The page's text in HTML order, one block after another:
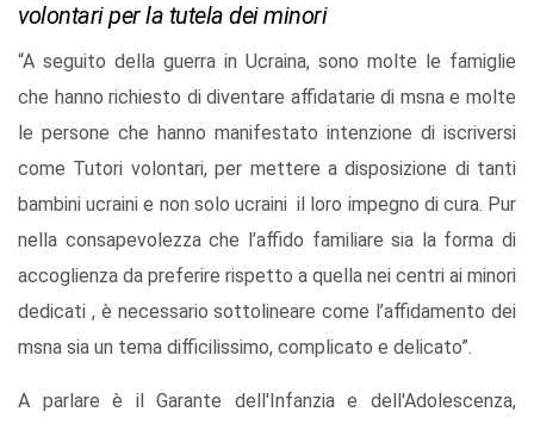
volontari per la tutela dei minori
“A seguito della guerra in Ucraina, sono molte le famiglie
che hanno richiesto di diventare affidatarie di msna e molte
le persone che hanno manifestato intenzione di iscriversi
come Tutori volontari, per mettere a disposizione di tanti
bambini ucraini e non solo ucraini il loro impegno di cura. Pur
nella consapevolezza che l’affido familiare sia la forma di
accoglienza da preferire rispetto a quella nei centri ai minori
dedicati , è necessario sottolineare come l’affidamento dei
msna sia un tema difficilissimo, complicato e delicato”.
A parlare è il Garante dell'Infanzia e dell'Adolescenza,